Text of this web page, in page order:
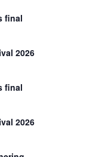
final
2026
final
2026